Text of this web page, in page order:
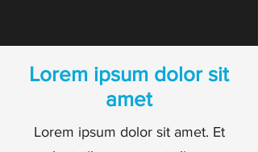
Lorem ipsum dolor sit
amet
Lorem ipsum dolor sit amet. Et